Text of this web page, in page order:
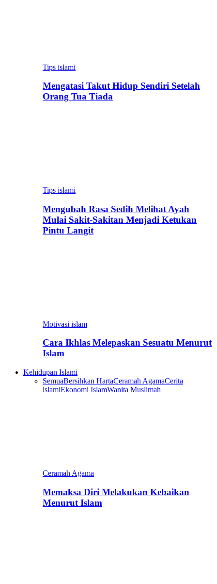
Tips islami
Mengatasi Takut Hidup Sendiri Setelah
Orang Tua Tiada
Tips islami
Mengubah Rasa Sedih Melihat Ayah
Mulai Sakit-Sakitan Menjadi Ketukan
Pintu Langit
Motivasi islam
Cara Ikhlas Melepaskan Sesuatu Menurut
Islam
Kehidupan Islami
SemuaBersihkan HartaCeramah AgamaCerita
islamiEkonomi IslamWanita Muslimah
Ceramah Agama
Memaksa Diri Melakukan Kebaikan
Menurut Islam